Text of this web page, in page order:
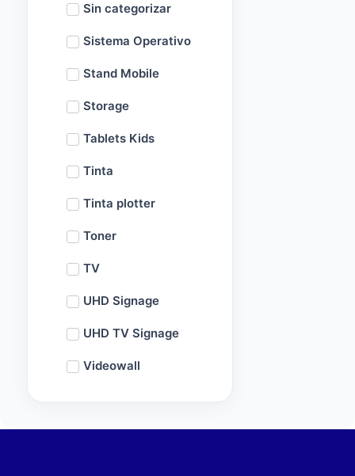
Sin categorizar
Sistema Operativo
Stand Mobile
Storage
Tablets Kids
Tinta
Tinta plotter
Toner
TV
UHD Signage
UHD TV Signage
Videowall